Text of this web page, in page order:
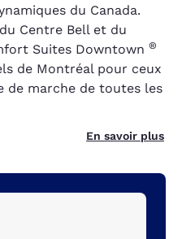
du Canada.
Centre Bell et du
Suites Downtown ®
de Montréal pour ceux
de marche de toutes les
En savoir plus